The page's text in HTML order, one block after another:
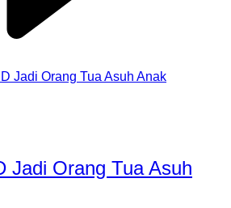
Jadi Orang Tua Asuh